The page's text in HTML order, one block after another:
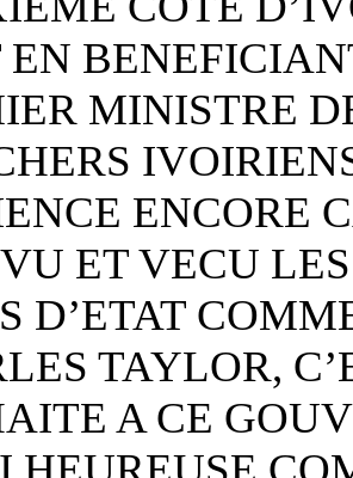
EN
MINISTRE
ENCORE
ET VECU
D’ETAT
TAYLOR,
A CE